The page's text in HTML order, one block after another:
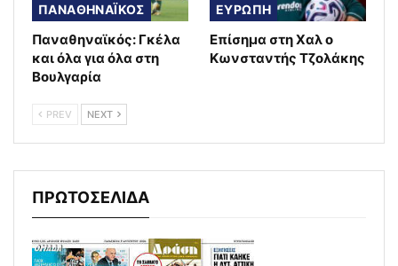
ΠΑΝΑΘΗΝΑΪΚΟΣ
Παναθηναϊκός: Γκέλα
και όλα για όλα στη
Βουλγαρία
ΕΥΡΩΠΗ
Επίσημα στη Χαλ ο
Κωνσταντής Τζολάκης
PREV NEXT
ΠΡΩΤΟΣΕΛΙΔΑ